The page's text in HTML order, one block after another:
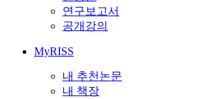
연구보고서
공개강의
MyRISS
내 추천논문
내 책장